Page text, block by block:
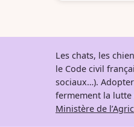
Les chats, les
le Code civil
sociaux…).
fermement la lutte
Ministère de